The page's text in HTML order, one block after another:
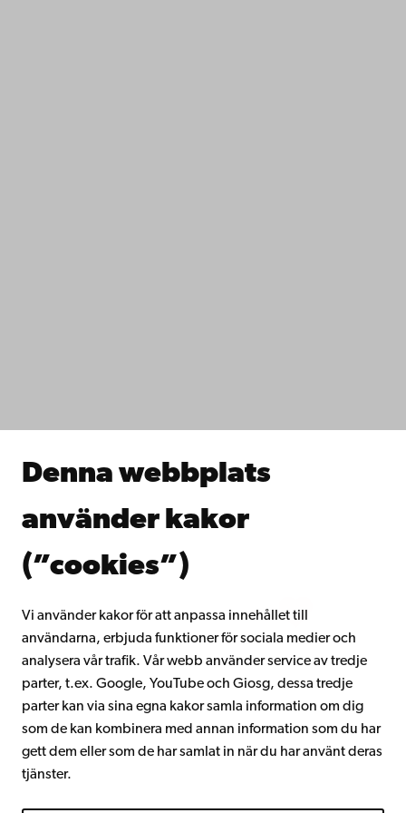
Denna webbplats
använder kakor
(”cookies”)
Vi använder kakor för att anpassa innehållet till
användarna, erbjuda funktioner för sociala medier och
analysera vår trafik. Vår webb använder service av tredje
parter, t.ex. Google, YouTube och Giosg, dessa tredje
parter kan via sina egna kakor samla information om dig
som de kan kombinera med annan information som du har
gett dem eller som de har samlat in när du har använt deras
tjänster.
Samarbeta med oss
Kontinuerligt lärande
Gå med i Åbo Akademis alumnnätverk
Intranätet
Facebook InstagramYouTube LinkedIn Blog Snapchat